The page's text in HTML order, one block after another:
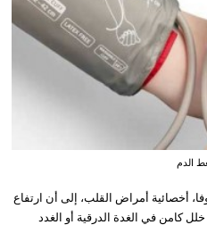
الدم
أخصائية أمراض القلب، إلى أن ارتفاع
كامن في الغدة الدرقية أو الغدد